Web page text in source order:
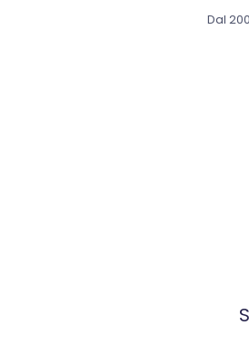
Dal